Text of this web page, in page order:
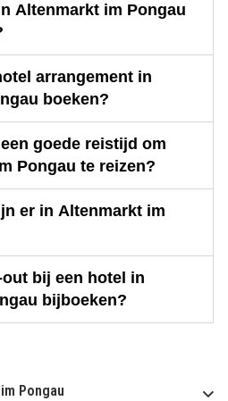
Altenmarkt im Pongau
arrangement in
boeken?
goede reistijd om
Pongau te reizen?
er in Altenmarkt im
bij een hotel in
bijboeken?
Pongau